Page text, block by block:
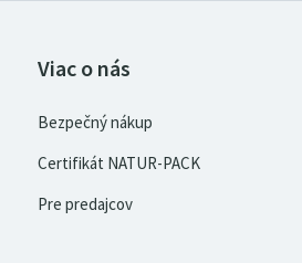
Viac o nás
Bezpečný nákup
Certifikát NATUR-PACK
Pre predajcov